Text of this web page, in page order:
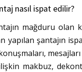
nasıl ispat edilir?
mağduru olan
yapılan şantajın
makbuz,